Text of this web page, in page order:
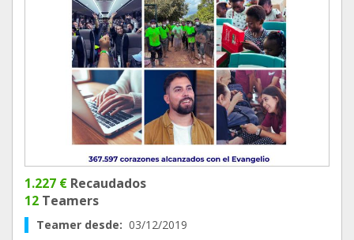
1.227 € Recaudados
12 Teamers
Teamer desde: 03/12/2019